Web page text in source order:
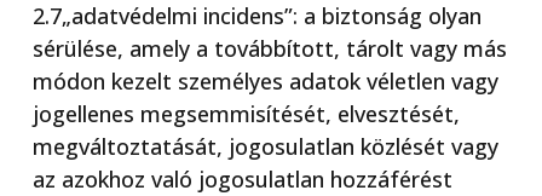
2.7„adatvédelmi incidens”: a biztonság olyan
sérülése, amely a továbbított, tárolt vagy más
módon kezelt személyes adatok véletlen vagy
jogellenes megsemmisítését, elvesztését,
megváltoztatását, jogosulatlan közlését vagy
az azokhoz való jogosulatlan hozzáférést